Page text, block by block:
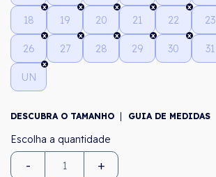
18 19 20 21 22 23
26 27 28 29 30 31
UN
DESCUBRA O TAMANHO GUIA DE MEDIDAS
- +